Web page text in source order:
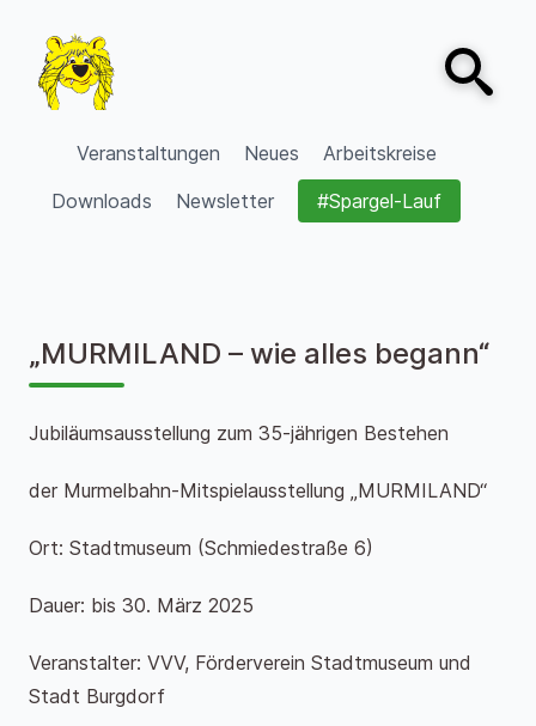
VVV Burgdorf
Veranstaltungen Neues
Arbeitskreise
Downloads
Newsletter #Spargel-Lauf
Open
„MURMILAND – wie alles begann“
Jubiläumsausstellung zum 35-jährigen Bestehen
der Murmelbahn-Mitspielausstellung „MURMILAND“
Ort: Stadtmuseum (Schmiedestraße 6)
Dauer: bis 30. März 2025
Veranstalter: VVV, Förderverein Stadtmuseum und
Stadt Burgdorf